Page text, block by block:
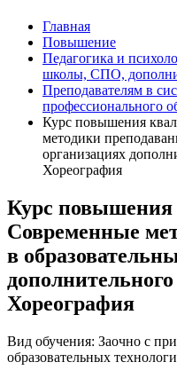
Главная
Повышение
Педагогика и
школы, СПО,
Преподавателям в
профессионального
Курс повышения
методики
организациях
Хореография
Курс
Современные
в
Хореография
Вид обучения: Заочно с
образовательных